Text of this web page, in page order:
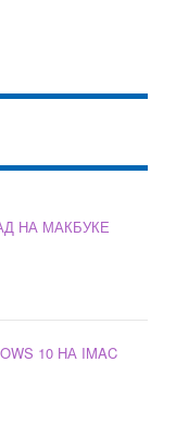
НА МАКБУКЕ
10 НА IMAC